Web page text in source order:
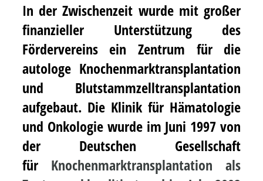
In der Zwischenzeit wurde mit großer
finanzieller Unterstützung des
Fördervereins ein Zentrum für die
autologe Knochenmarktransplantation
und Blutstammzelltransplantation
aufgebaut. Die Klinik für Hämatologie
und Onkologie wurde im Juni 1997 von
der Deutschen Gesellschaft
für Knochenmarktransplantation als